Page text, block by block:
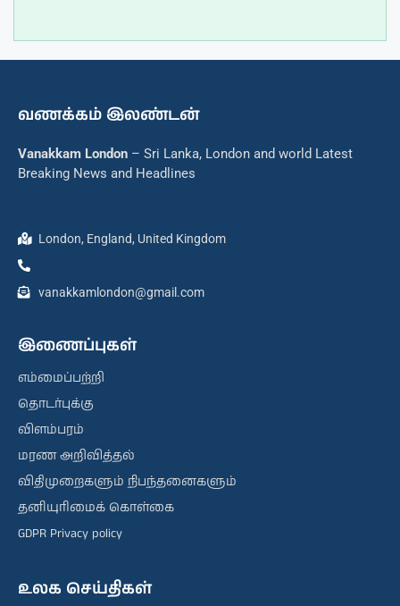
வணக்கம் இலண்டன்
Vanakkam London – Sri Lanka, London and world Latest
Breaking News and Headlines
London, England, United Kingdom
vanakkamlondon@gmail.com
இணைப்புகள்
எம்மைப்பற்றி
தொடர்புக்கு
விளம்பரம்
மரண அறிவித்தல்
விதிமுறைகளும் நிபந்தனைகளும்
தனியுரிமைக் கொள்கை
GDPR Privacy policy
உலக செய்திகள்